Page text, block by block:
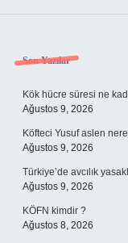
Sidebar
Son Yazılar
Kök hücre süresi ne
Ağustos 9, 2026
Köfteci Yusuf aslen
Ağustos 9, 2026
Türkiye’de avcılık
Ağustos 9, 2026
KÖFN kimdir ?
Ağustos 8, 2026